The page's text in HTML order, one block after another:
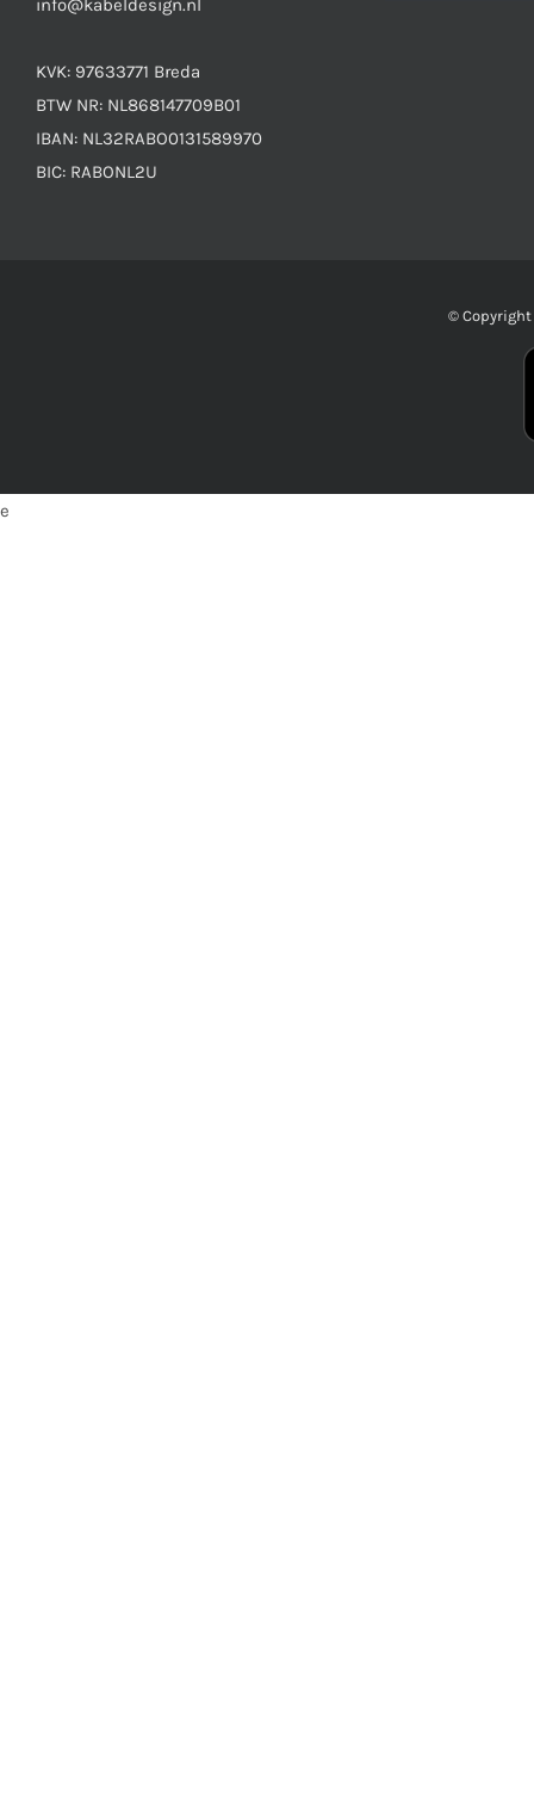
info@kabeldesign.nl
KVK: 97633771 Breda
BTW NR: NL868147709B01
IBAN: NL32RABO0131589970
BIC: RABONL2U
© Copyright
e